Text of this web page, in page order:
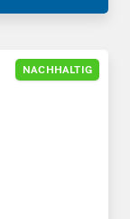
NACHHALTIG